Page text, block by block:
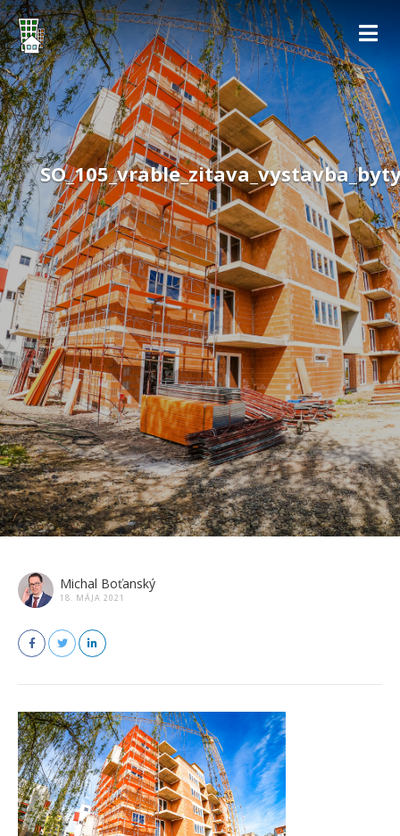
Michal Boťanský
18. MÁJA 2021